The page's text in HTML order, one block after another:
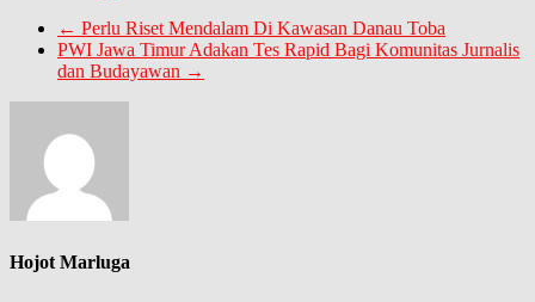
← Perlu Riset Mendalam Di Kawasan Danau Toba
PWI Jawa Timur Adakan Tes Rapid Bagi Komunitas Jurnalis
dan Budayawan →
Hojot Marluga